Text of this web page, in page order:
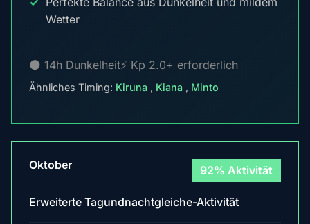
Wetter
🌑 14h Dunkelheit⚡ Kp 2.0+ erforderlich
Ähnliches Timing: Kiruna , Kiana , Minto
Oktober 92% Aktivität
Erweiterte Tagundnachtgleiche-Aktivität